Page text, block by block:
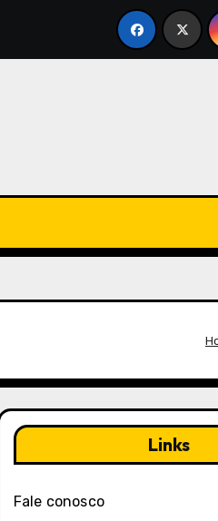
em Black Desert
Links
Fale conosco